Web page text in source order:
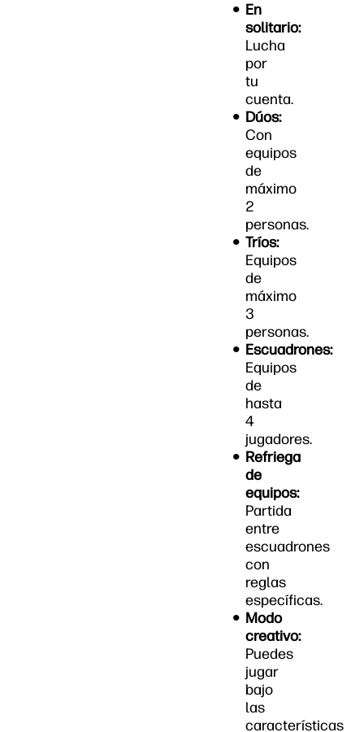
En
solitario:
Lucha
por
tu
cuenta.
Dúos:
Con
equipos
de
máximo
2
personas.
Tríos:
Equipos
de
máximo
3
personas.
Escuadrones:
Equipos
de
hasta
4
jugadores.
Refriega
de
equipos:
Partida
entre
escuadrones
con
reglas
específicas.
Modo
creativo:
Puedes
jugar
bajo
las
características